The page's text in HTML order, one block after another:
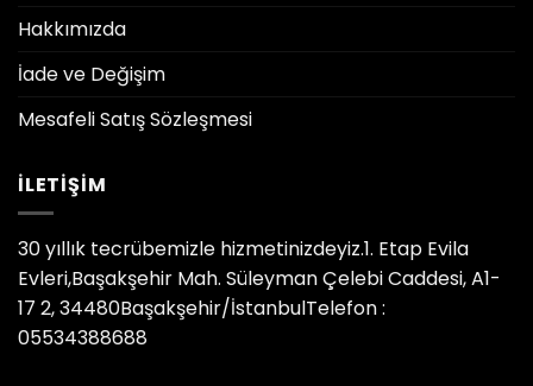
Hakkımızda
İade ve Değişim
Mesafeli Satış Sözleşmesi
İLETIŞIM
30 yıllık tecrübemizle hizmetinizdeyiz.1. Etap Evila
Evleri,Başakşehir Mah. Süleyman Çelebi Caddesi, A1-
17 2, 34480Başakşehir/İstanbulTelefon :
05534388688